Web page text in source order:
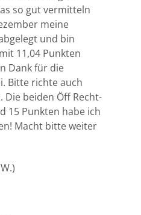
so gut vermitteln
meine
und bin
11,04 Punkten
Dank für die
Bitte richte auch
Die beiden Öff Recht-
15 Punkten habe ich
Macht bitte weiter